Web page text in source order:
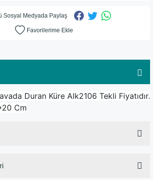
Sosyal Medyada Paylaş
Duran Küre Alk2106 Tekli Fiyatıdır.
Cm